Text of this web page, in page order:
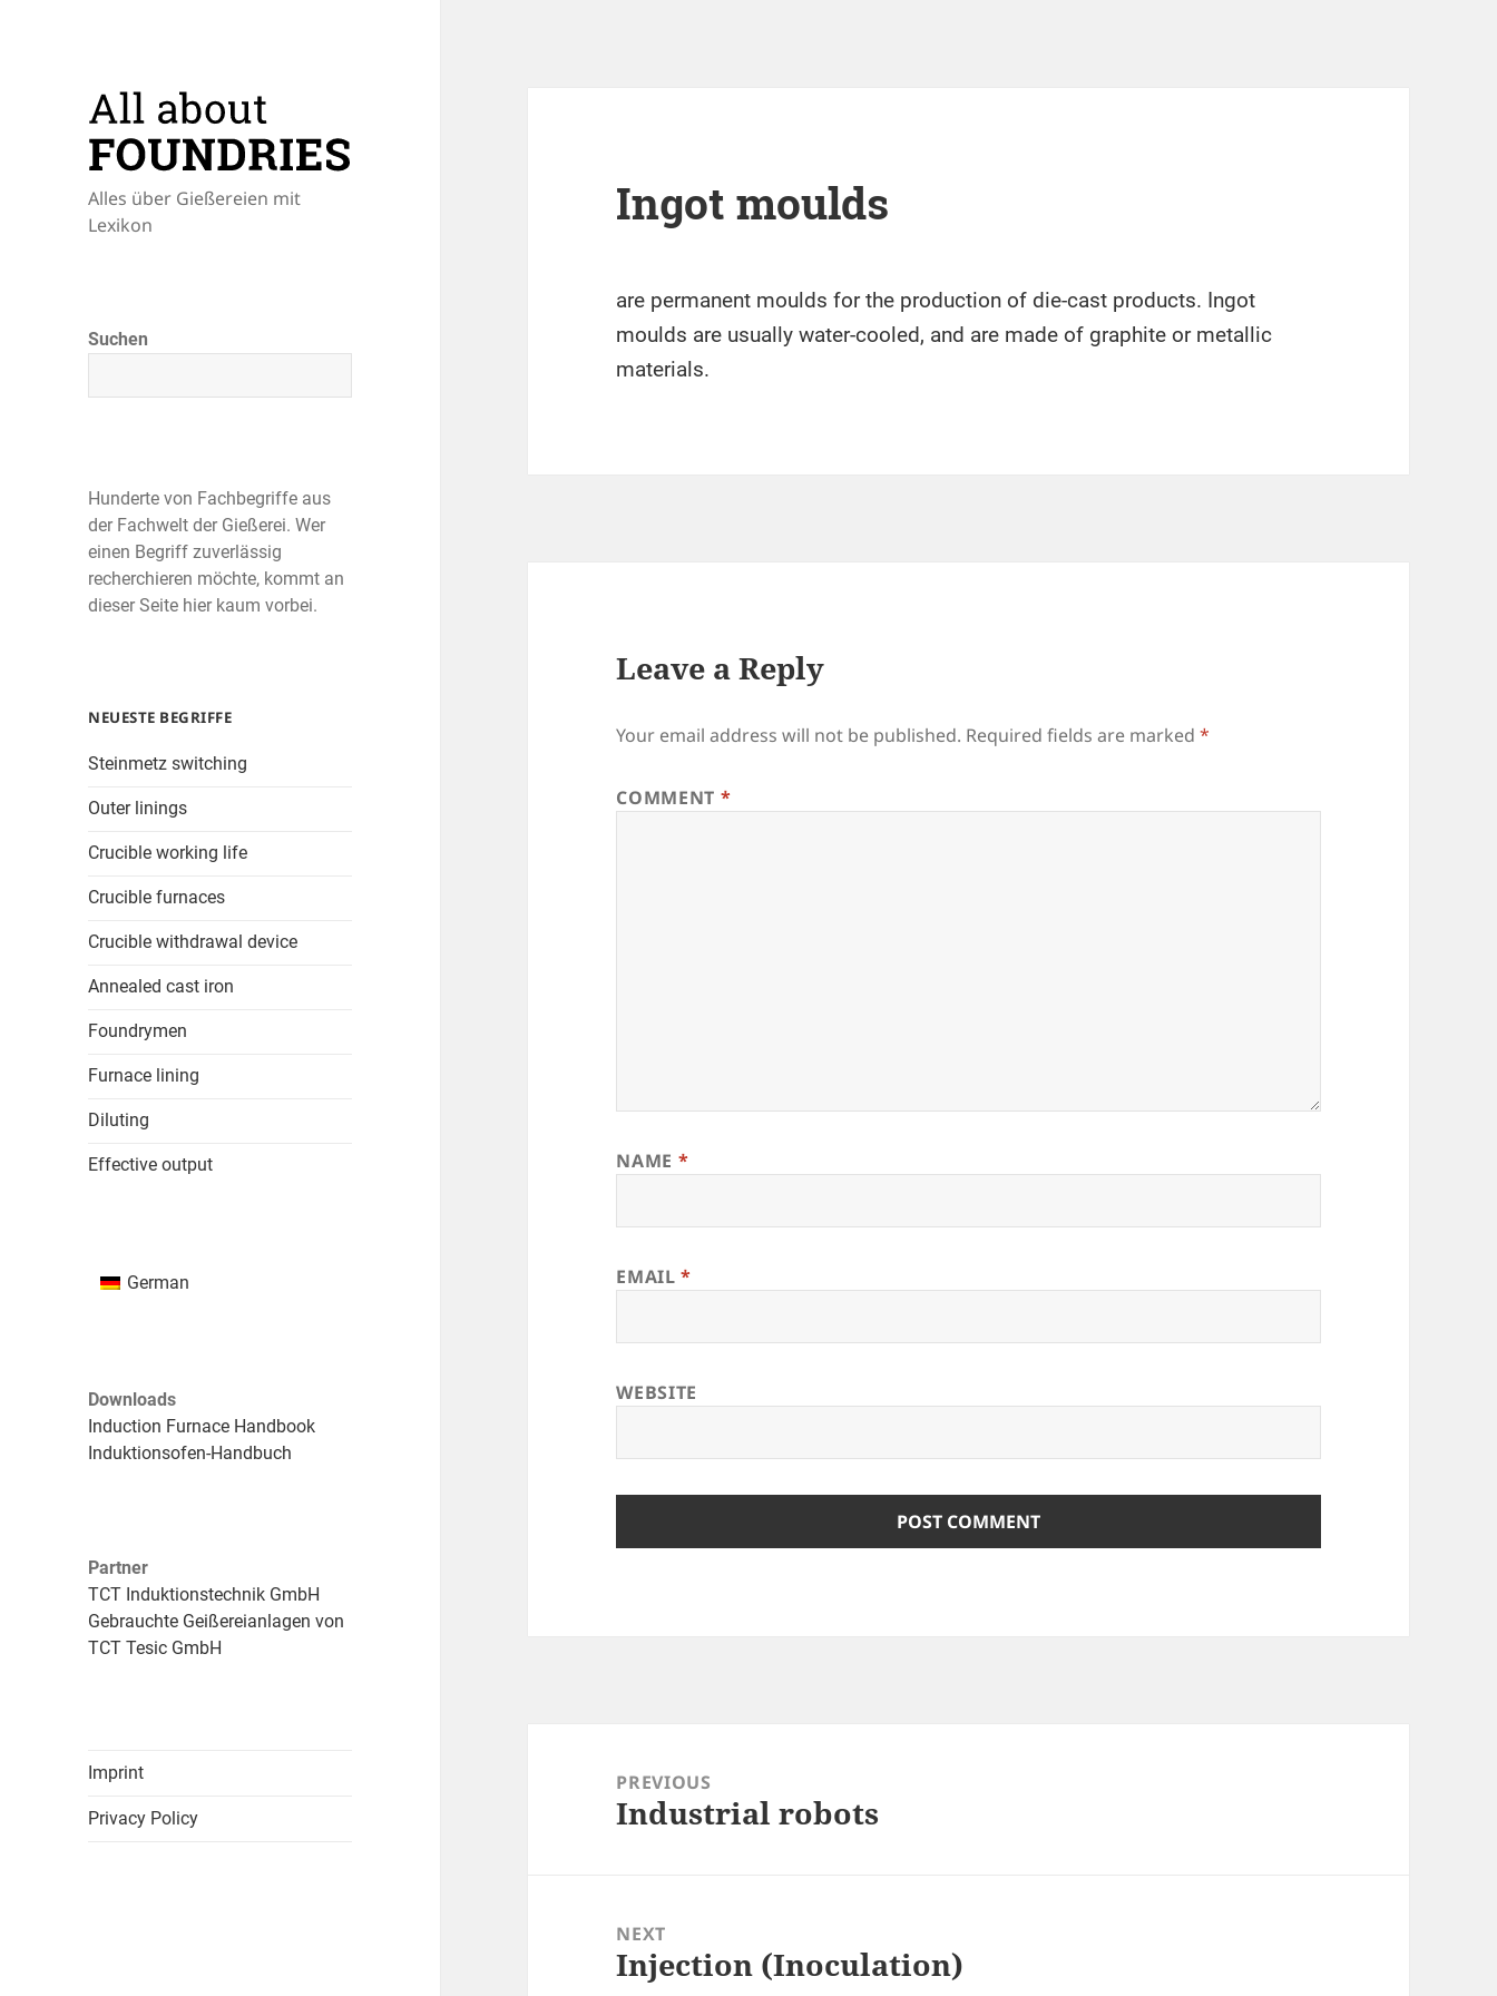
Alles über Gießereien mit
Lexikon
Suchen
Hunderte von Fachbegriffe aus
der Fachwelt der Gießerei. Wer
einen Begriff zuverlässig
recherchieren möchte, kommt an
dieser Seite hier kaum vorbei.
NEUESTE BEGRIFFE
Steinmetz switching
Outer linings
Crucible working life
Crucible furnaces
Crucible withdrawal device
Annealed cast iron
Foundrymen
Furnace lining
Diluting
Effective output
German
Downloads
Induction Furnace Handbook
Induktionsofen-Handbuch
Partner
TCT Induktionstechnik GmbH
Gebrauchte Geißereianlagen von
TCT Tesic GmbH
Imprint
Privacy Policy
Ingot moulds
are permanent moulds for the production of die-cast products. Ingot
moulds are usually water-cooled, and are made of graphite or metallic
materials.
Leave a Reply
Your email address will not be published. Required fields are marked*
COMMENT *
NAME *
EMAIL*
WEBSITE
PREVIOUS
Previous
Industrial robots
NEXT
Next
Injection (Inoculation)